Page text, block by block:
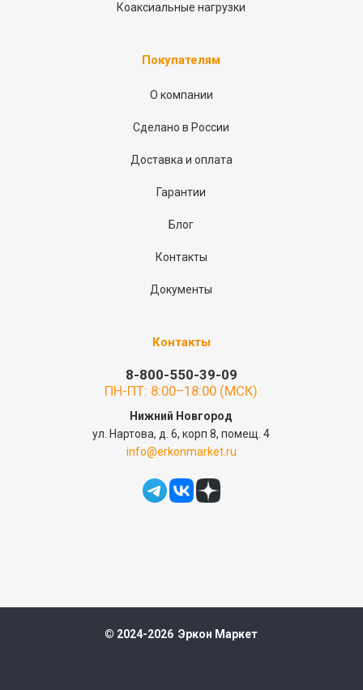
Коаксиальные нагрузки
Покупателям
О компании
Сделано в России
Доставка и оплата
Гарантии
Блог
Контакты
Документы
Контакты
8-800-550-39-09
ПН-ПТ: 8:00–18:00 (МСК)
Нижний Новгород
ул. Нартова, д. 6, корп 8, помещ. 4
info@erkonmarket.ru
© 2024-2026 Эркон Маркет